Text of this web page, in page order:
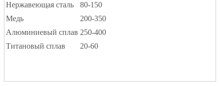
Нержавеющая сталь
80-150
Медь
200-350
Алюминиевый сплав 250-400
Титановый сплав
20-60